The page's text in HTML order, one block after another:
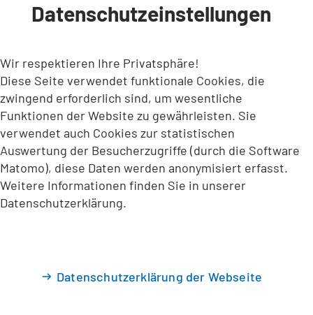
INHALT ANSPRINGEN
Datenschutzeinstellungen
Wir respektieren Ihre Privatsphäre!
Diese Seite verwendet funktionale Cookies, die
zwingend erforderlich sind, um wesentliche
Funktionen der Website zu gewährleisten. Sie
verwendet auch Cookies zur statistischen
Auswertung der Besucherzugriffe (durch die Software
Matomo), diese Daten werden anonymisiert erfasst.
Weitere Informationen finden Sie in unserer
Datenschutzerklärung.
Datenschutzerklärung der Webseite